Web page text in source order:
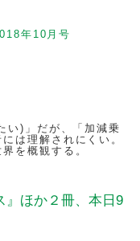
年10月号
い)」だが、「加減乗
は理解されにくい。
を概観する。
』ほか２冊、本日9